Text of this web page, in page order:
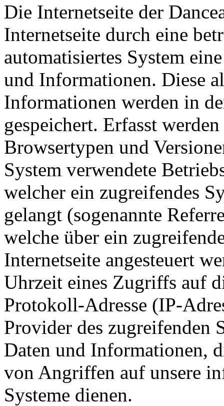
Die Internetseite der
Internetseite durch eine
automatisiertes System
und Informationen. Diese
Informationen werden in
gespeichert. Erfasst
Browsertypen und
System verwendete
welcher ein zugreifendes
gelangt (sogenannte
welche über ein
Internetseite angesteuert
Uhrzeit eines Zugriffs auf
Protokoll-Adresse (IP-
Provider des zugreifenden
Daten und Informationen,
von Angriffen auf unsere
Systeme dienen.